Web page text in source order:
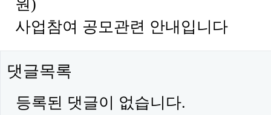
원)
사업참여 공모관련 안내입니다
댓글목록
등록된 댓글이 없습니다.